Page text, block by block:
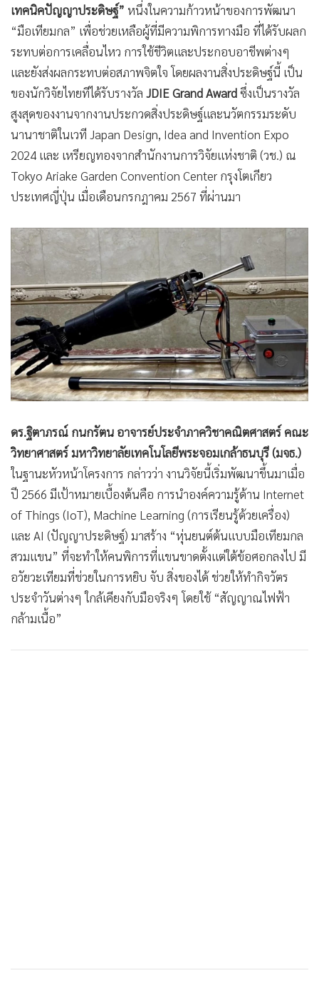
• Motoring
เกม
• วิทยาศาสตร์
• SMEs
• หุ้น
•
อินโดจีน
• Celeb Online
• Factcheck
• News1
Gotomanager
เทคนิคปัญญาประดิษฐ์” หนึ่งในความก้าวหน้าของการพัฒนา
“มือเทียมกล” เพื่อช่วยเหลือผู้ที่มีความพิการทางมือ ที่ได้รับผลก
ระทบต่อการเคลื่อนไหว การใช้ชีวิตและประกอบอาชีพต่างๆ
และยังส่งผลกระทบต่อสภาพจิตใจ โดยผลงานสิ่งประดิษฐ์นี้ เป็น
ของนักวิจัยไทยทีได้รับรางวัล JDIE Grand Awardซึ่งเป็นรางวัล
สูงสุดของงานจากงานประกวดสิ่งประดิษฐ์และนวัตกรรมระดับ
นานาชาติในเวที Japan Design, Idea and Invention Expo
2024 และ เหรียญทองจากสำนักงานการวิจัยแห่งชาติ (วช.) ณ
Tokyo Ariake Garden Convention Center กรุงโตเกียว
ประเทศญี่ปุ่น เมื่อเดือนกรกฎาคม 2567 ที่ผ่านมา
ดร.ฐิตาภรณ์ กนกรัตน อาจารย์ประจำภาควิชาคณิตศาสตร์ คณะ
วิทยาศาสตร์ มหาวิทยาลัยเทคโนโลยีพระจอมเกล้าธนบุรี (มจธ.)
ในฐานะหัวหน้าโครงการ กล่าวว่า งานวิจัยนี้เริ่มพัฒนาขึ้นมาเมื่อ
ปี 2566 มีเป้าหมายเบื้องต้นคือ การนำองค์ความรู้ด้าน Internet
of Things (IoT), Machine Learning (การเรียนรู้ด้วยเครื่อง)
และ AI (ปัญญาประดิษฐ์) มาสร้าง “หุ่นยนต์ต้นแบบมือเทียมกล
สวมแขน” ที่จะทำให้คนพิการที่แขนขาดตั้งแต่ใต้ข้อศอกลงไป มี
อวัยวะเทียมที่ช่วยในการหยิบ จับ สิ่งของได้ ช่วยให้ทำกิจวัตร
ประจำวันต่างๆ ใกล้เคียงกับมือจริงๆ โดยใช้ “สัญญาณไฟฟ้า
กล้ามเนื้อ”